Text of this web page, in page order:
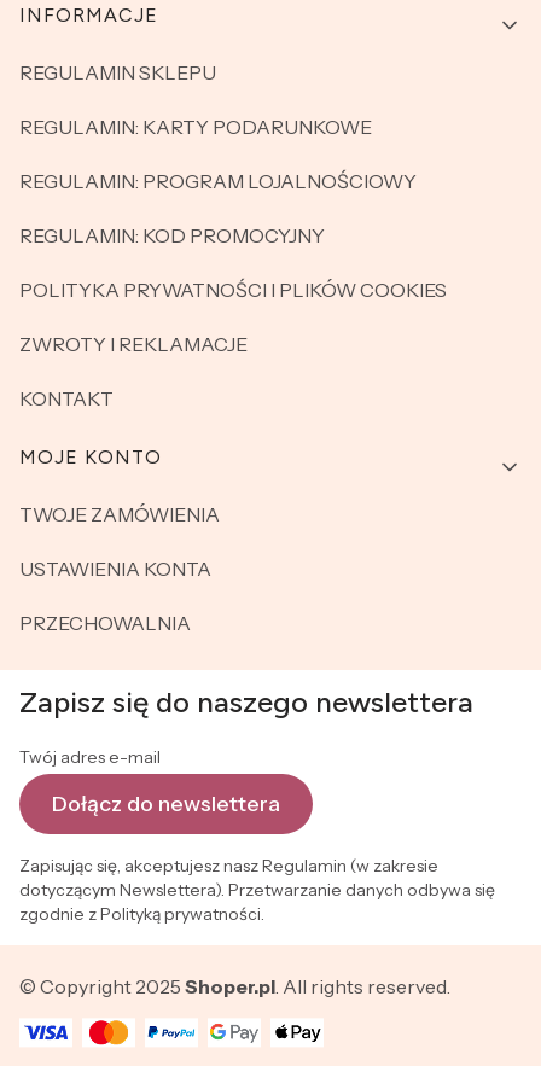
Linki w stopce
INFORMACJE
REGULAMIN SKLEPU
REGULAMIN: KARTY PODARUNKOWE
REGULAMIN: PROGRAM LOJALNOŚCIOWY
REGULAMIN: KOD PROMOCYJNY
POLITYKA PRYWATNOŚCI I PLIKÓW COOKIES
ZWROTY I REKLAMACJE
KONTAKT
MOJE KONTO
TWOJE ZAMÓWIENIA
USTAWIENIA KONTA
PRZECHOWALNIA
Zapisz się do naszego newslettera
Twój adres e-mail
Dołącz do newslettera
Zapisując się, akceptujesz nasz Regulamin (w zakresie
dotyczącym Newslettera). Przetwarzanie danych odbywa się
zgodnie z Polityką prywatności.
© Copyright 2025 Shoper.pl. All rights reserved.